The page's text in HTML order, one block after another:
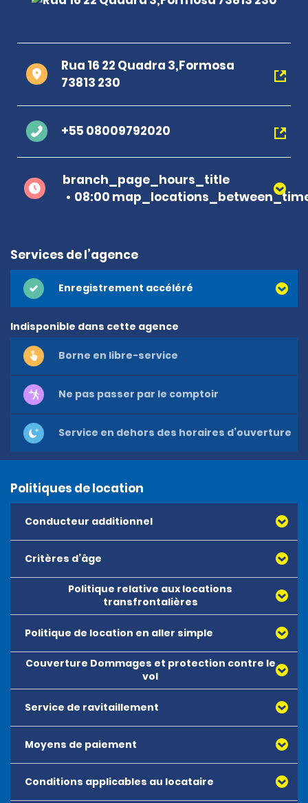
Rua 16 22 Quadra 3,Formosa
73813 230
+55 08009792020
branch_page_hours_title
08:00
Services de l’agence
Enregistrement accéléré
Indisponible dans cette agence
Borne en libre-service
Ne pas passer par le comptoir
Service en dehors des horaires d’ouverture
Politiques de location
Conducteur additionnel
Critères d’âge
Politique relative aux locations
transfrontalières
Politique de location en aller simple
Couverture Dommages et protection contre le
vol
Service de ravitaillement
Moyens de paiement
Toutes les principales cartes de débit ou de crédit,
délivrées par American Express, Mastercard, Visa,
Conditions applicables au locataire